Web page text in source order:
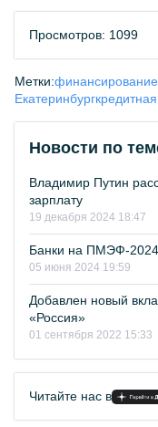
Просмотров: 1099
Метки:финансирование
Екатеринбург
Новости по
Владимир Путин
зарплату
19 декабря 2024 18:47
Банки на ПМЭФ-2024
05 июня 2024 19:59
Добавлен новый
«Россия»
01 сентября 2022 15:33
Читайте нас в